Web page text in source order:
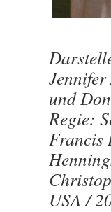
und
Regie:
Francis
USA /